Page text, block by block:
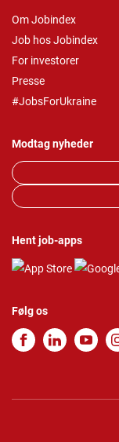
Om Jobindex
Job hos Jobindex
For investorer
Presse
#JobsForUkraine
Modtag nyheder
Hent job-apps
Følg os